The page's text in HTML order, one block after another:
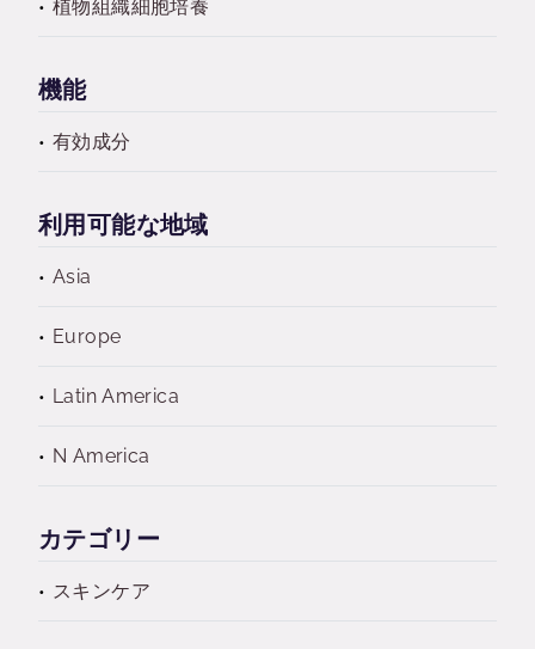
植物組織細胞培養
機能
有効成分
利用可能な地域
Asia
Europe
Latin America
N America
カテゴリー
スキンケア